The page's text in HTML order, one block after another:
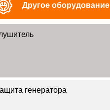
Другое оборудование
генератора